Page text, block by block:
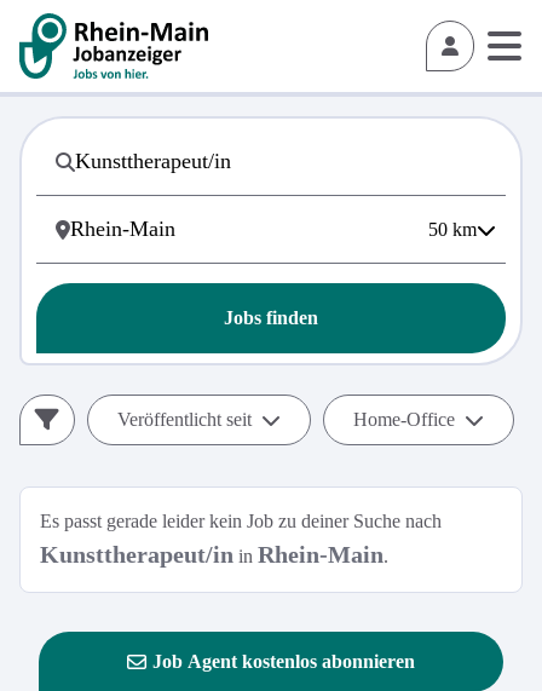
50 km
Jobs finden
Veröffentlicht seit Home-Office
Es passt gerade leider kein Job zu deiner Suche nach
Kunsttherapeut/in in Rhein-Main.
Job Agent kostenlos abonnieren